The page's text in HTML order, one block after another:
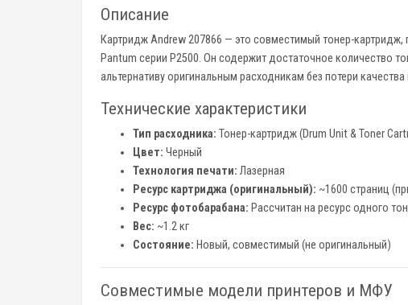
Описание
Картридж Andrew 207866 — это совместимый тонер-
Pantum серии P2500. Он содержит достаточное количество
альтернативу оригинальным расходникам без потери
Технические характеристики
Тип расходника: Тонер-картридж (Drum Unit & Toner
Цвет: Черный
Технология печати: Лазерная
Ресурс картриджа (оригинальный): ~1600 страниц
Ресурс фотобарабана: Рассчитан на ресурс одного
Вес: ~1.2 кг
Состояние: Новый, совместимый (не оригинальный)
Совместимые модели принтеров и МФУ